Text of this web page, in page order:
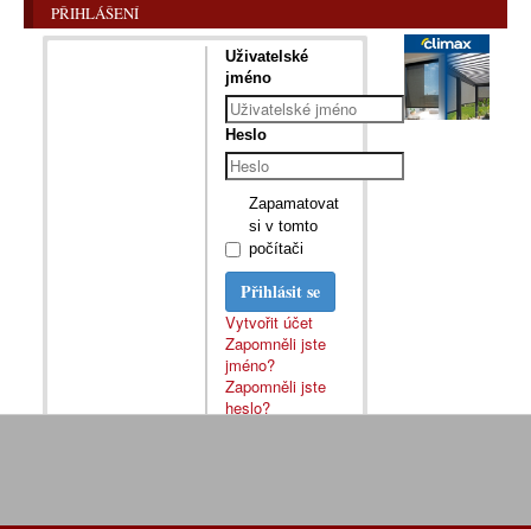
PŘIHLÁŠENÍ
Uživatelské
jméno
Heslo
Zapamatovat
si v tomto
počítači
Přihlásit se
Vytvořit účet
Zapomněli jste
jméno?
Zapomněli jste
heslo?